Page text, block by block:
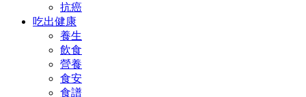
抗癌
吃出健康
養生
飲食
營養
食安
食譜